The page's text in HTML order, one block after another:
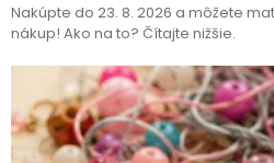
Nakúpte do 23. 8. 2026 a môžete
nákup! Ako na to? Čítajte nižšie.